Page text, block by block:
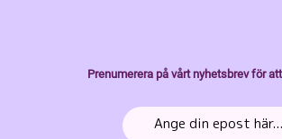
Prenumerera på vårt nyhetsbrev för